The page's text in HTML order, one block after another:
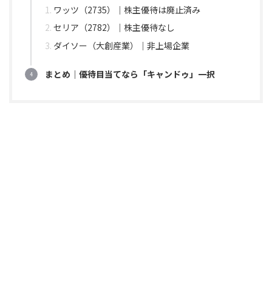
ワッツ（2735）｜株主優待は廃止済み
セリア（2782）｜株主優待なし
ダイソー（大創産業）｜非上場企業
まとめ｜優待目当てなら「キャンドゥ」一択